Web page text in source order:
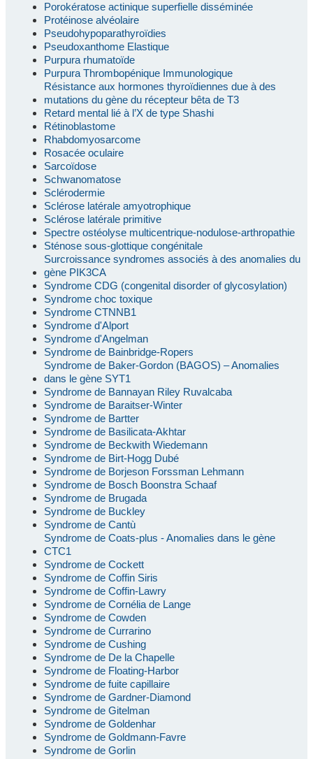
Porokératose actinique superfielle disséminée
Protéinose alvéolaire
Pseudohypoparathyroïdies
Pseudoxanthome Elastique
Purpura rhumatoïde
Purpura Thrombopénique Immunologique
Résistance aux hormones thyroïdiennes due à des
mutations du gène du récepteur bêta de T3
Retard mental lié à l’X de type Shashi
Rétinoblastome
Rhabdomyosarcome
Rosacée oculaire
Sarcoïdose
Schwanomatose
Sclérodermie
Sclérose latérale amyotrophique
Sclérose latérale primitive
Spectre ostéolyse multicentrique-nodulose-arthropathie
Sténose sous-glottique congénitale
Surcroissance syndromes associés à des anomalies du
gène PIK3CA
Syndrome CDG (congenital disorder of glycosylation)
Syndrome choc toxique
Syndrome CTNNB1
Syndrome d'Alport
Syndrome d'Angelman
Syndrome de Bainbridge-Ropers
Syndrome de Baker-Gordon (BAGOS) – Anomalies
dans le gène SYT1
Syndrome de Bannayan Riley Ruvalcaba
Syndrome de Baraitser-Winter
Syndrome de Bartter
Syndrome de Basilicata-Akhtar
Syndrome de Beckwith Wiedemann
Syndrome de Birt-Hogg Dubé
Syndrome de Borjeson Forssman Lehmann
Syndrome de Bosch Boonstra Schaaf
Syndrome de Brugada
Syndrome de Buckley
Syndrome de Cantù
Syndrome de Coats-plus - Anomalies dans le gène
CTC1
Syndrome de Cockett
Syndrome de Coffin Siris
Syndrome de Coffin-Lawry
Syndrome de Cornélia de Lange
Syndrome de Cowden
Syndrome de Currarino
Syndrome de Cushing
Syndrome de De la Chapelle
Syndrome de Floating-Harbor
Syndrome de fuite capillaire
Syndrome de Gardner-Diamond
Syndrome de Gitelman
Syndrome de Goldenhar
Syndrome de Goldmann-Favre
Syndrome de Gorlin